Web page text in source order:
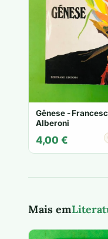
Gênese -
Alberoni
4,00 €
Mais em